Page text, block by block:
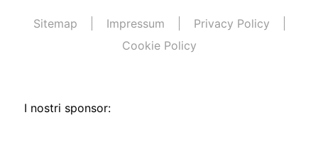
Sitemap Impressum
Privacy Policy
Cookie Policy
I nostri sponsor: